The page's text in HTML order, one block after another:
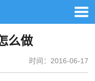
么做
时间：2016-06-17